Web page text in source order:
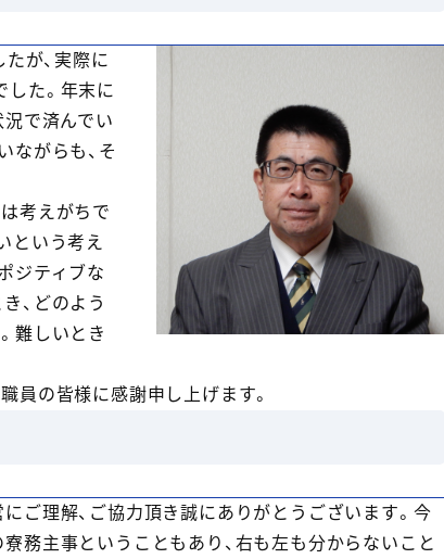
が、実際に
た。年末に
況で済んでい
ながらも、そ
考えがちで
という考え
ジティブな
、どのよう
難しいとき
員の皆様に感謝申し上げます。
ご理解、ご協力頂き誠にありがとうございます。今
務主事ということもあり、右も左も分からないこと